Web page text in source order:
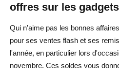
offres sur les gadgets
Qui n'aime pas les bonnes
pour ses ventes flash et ses
l'année, en particulier lors
novembre. Ces soldes vous